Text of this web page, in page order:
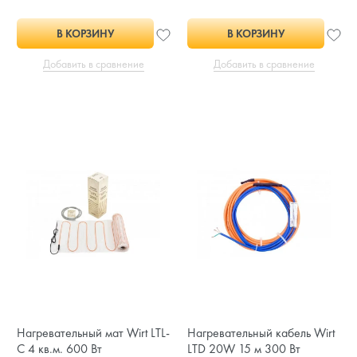
В КОРЗИНУ
Добавить в сравнение
В КОРЗИНУ
Добавить в сравнение
Нагревательный мат Wirt LTL-
C 4 кв.м. 600 Вт
Нагревательный кабель Wirt
LTD 20W 15 м 300 Вт